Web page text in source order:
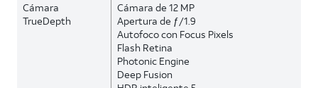
Cámara
TrueDepth
Cámara de 12 MP
Apertura de ƒ/1.9
Autofoco con Focus Pixels
Flash Retina
Photonic Engine
Deep Fusion